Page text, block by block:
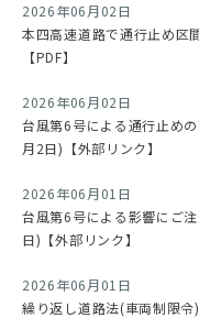
2026年06月02日
本四高速道路で通行止め区
【PDF】
2026年06月02日
台風第6号による通行止め
月2日)【外部リンク】
2026年06月01日
台風第6号による影響にご
日)【外部リンク】
2026年06月01日
繰り返し道路法(車両制限